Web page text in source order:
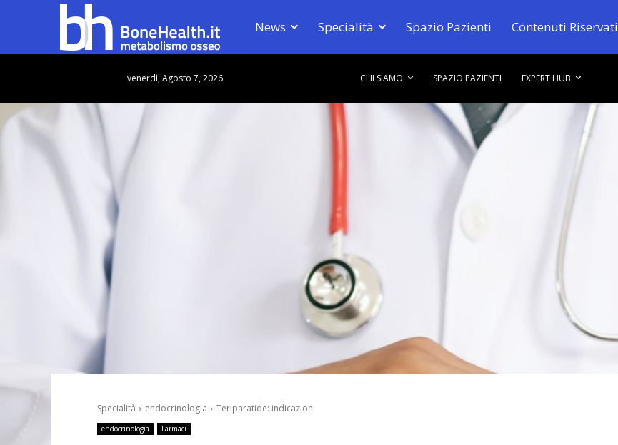
News Specialità Spazio Pazienti Contenuti Riservati
venerdì, Agosto 7, 2026 CHI SIAMO SPAZIO PAZIENTI EXPERT HUB
Specialità endocrinologia Teriparatide: indicazioni
endocrinologia Farmaci